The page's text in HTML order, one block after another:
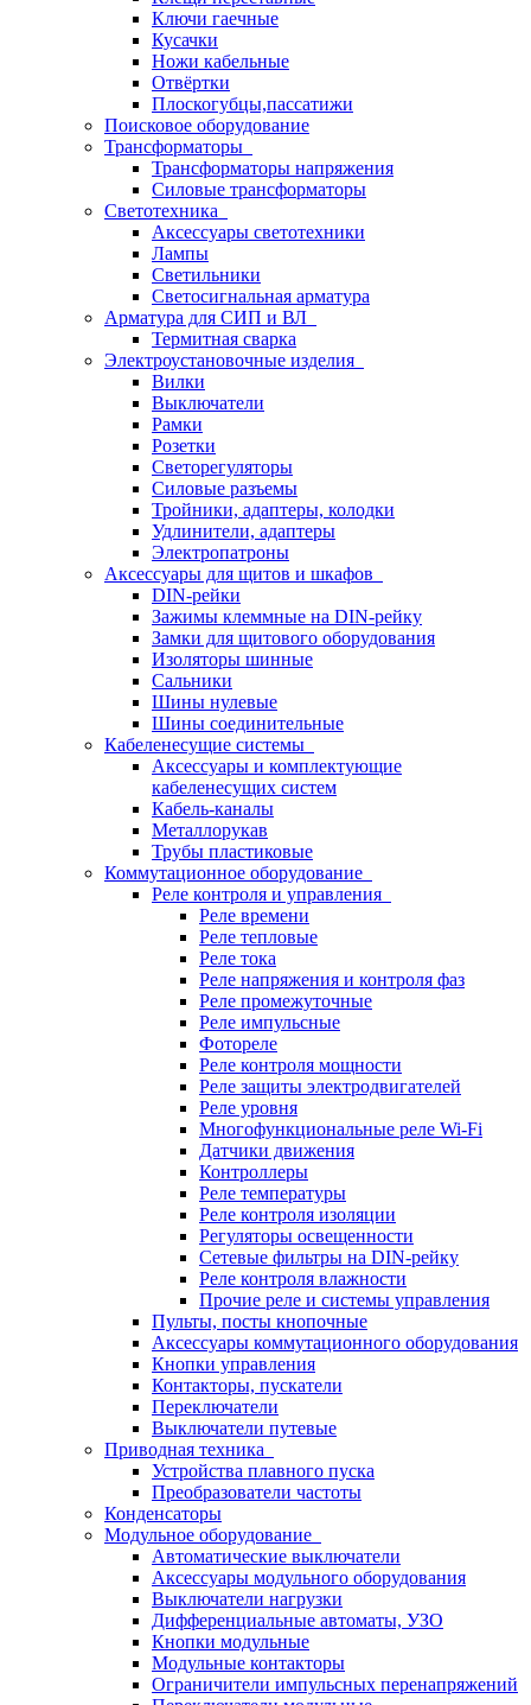
Ключи гаечные
Кусачки
Ножи кабельные
Отвёртки
Плоскогубцы,пассатижи
Поисковое оборудование
Трансформаторы
Трансформаторы напряжения
Силовые трансформаторы
Светотехника
Аксессуары светотехники
Лампы
Светильники
Светосигнальная арматура
Арматура для СИП и ВЛ
Термитная сварка
Электроустановочные изделия
Вилки
Выключатели
Рамки
Розетки
Светорегуляторы
Силовые разъемы
Тройники, адаптеры, колодки
Удлинители, адаптеры
Электропатроны
Аксессуары для щитов и шкафов
DIN-рейки
Зажимы клеммные на DIN-рейку
Замки для щитового оборудования
Изоляторы шинные
Сальники
Шины нулевые
Шины соединительные
Кабеленесущие системы
Аксессуары и комплектующие
кабеленесущих систем
Кабель-каналы
Металлорукав
Трубы пластиковые
Коммутационное оборудование
Реле контроля и управления
Реле времени
Реле тепловые
Реле тока
Реле напряжения и контроля фаз
Реле промежуточные
Реле импульсные
Фотореле
Реле контроля мощности
Реле защиты электродвигателей
Реле уровня
Многофункциональные реле Wi-Fi
Датчики движения
Контроллеры
Реле температуры
Реле контроля изоляции
Регуляторы освещенности
Сетевые фильтры на DIN-рейку
Реле контроля влажности
Прочие реле и системы управления
Пульты, посты кнопочные
Аксессуары коммутационного оборудования
Кнопки управления
Контакторы, пускатели
Переключатели
Выключатели путевые
Приводная техника
Устройства плавного пуска
Преобразователи частоты
Конденсаторы
Модульное оборудование
Автоматические выключатели
Аксессуары модульного оборудования
Выключатели нагрузки
Дифференциальные автоматы, УЗО
Кнопки модульные
Модульные контакторы
Ограничители импульсных перенапряжений